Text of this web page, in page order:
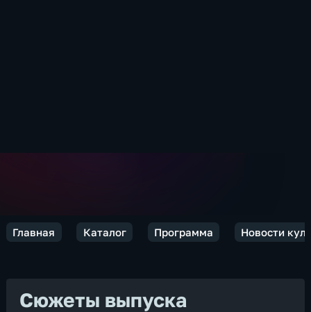
Главная Каталог Программа Новости
Сюжеты выпуска